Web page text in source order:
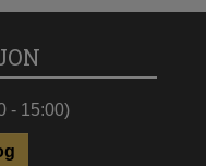
- 15:00)